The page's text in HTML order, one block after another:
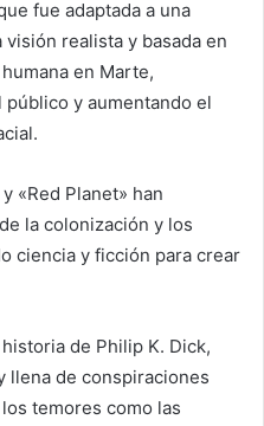
fue adaptada a una
realista y basada en
en Marte,
y aumentando el
«Red Planet» han
la colonización y los
ciencia y ficción para crear
de Philip K. Dick,
llena de conspiraciones
temores como las